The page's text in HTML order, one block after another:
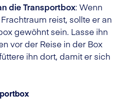
die Transportbox: Wenn
reist, sollte er an
gewöhnt sein. Lasse ihn
vor der Reise in der Box
ihn dort, damit er sich